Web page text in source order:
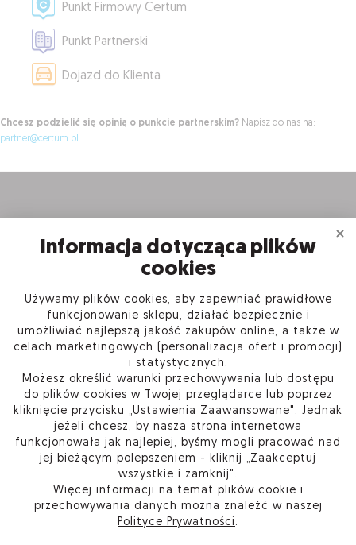
Punkt Firmowy Certum
Punkt Partnerski
Dojazd do Klienta
Chcesz podzielić się opinią o punkcie partnerskim? Napisz do nas na:
partner@certum.pl
INFORMACJE
PRODUKTY
O FIRMIE
Kup w Sieci Partnerskiej Certum
Skontaktuj się
Przejdź do pomocy
Ustawienia plików cookie
Informacja dotycząca plików
cookies
Używamy plików cookies, aby zapewniać prawidłowe
funkcjonowanie sklepu, działać bezpiecznie i
umożliwiać najlepszą jakość zakupów online, a także w
celach marketingowych (personalizacja ofert i promocji)
i statystycznych.
Możesz określić warunki przechowywania lub dostępu
do plików cookies w Twojej przeglądarce lub poprzez
kliknięcie przycisku „Ustawienia Zaawansowane". Jednak
jeżeli chcesz, by nasza strona internetowa
funkcjonowała jak najlepiej, byśmy mogli pracować nad
jej bieżącym polepszeniem - kliknij „Zaakceptuj
wszystkie i zamknij".
Więcej informacji na temat plików cookie i
przechowywania danych można znaleźć w naszej
Polityce Prywatności .